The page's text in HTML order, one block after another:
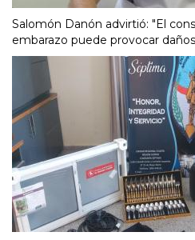
Salomón Danón advirtió: "El
embarazo puede provocar